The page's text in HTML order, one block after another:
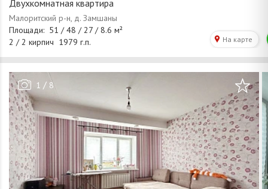
Двухкомнатная квартира
1 / 8